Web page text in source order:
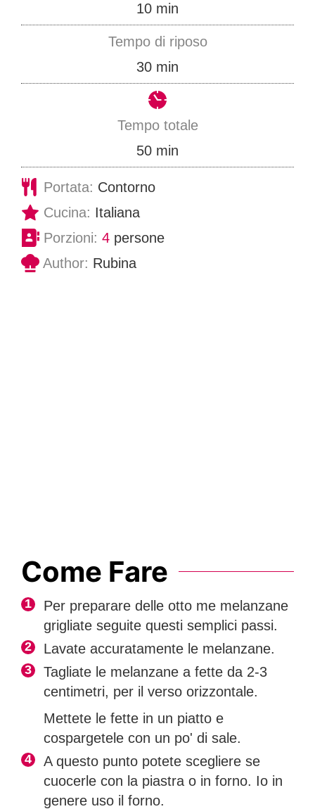
t
10m
u
t
i
min
Tempo di riposo
30m
i
t
i
min
Tempo totale
50mmin
Portata: Contorno
Cucina: Italiana
Porzioni: 4 persone
Author: Rubina
Come Fare
Per preparare delle otto me melanzane
grigliate seguite questi semplici passi.
Lavate accuratamente le melanzane.
Tagliate le melanzane a fette da 2-3
centimetri, per il verso orizzontale.
Mettete le fette in un piatto e
cospargetele con un po' di sale.
A questo punto potete scegliere se
cuocerle con la piastra o in forno. Io in
genere uso il forno.